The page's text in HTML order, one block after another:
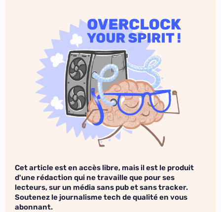
Cet article est en accès libre, mais il est le produit
d'une rédaction qui ne travaille que pour ses
lecteurs, sur un média sans pub et sans tracker.
Soutenez le journalisme tech de qualité en vous
abonnant.